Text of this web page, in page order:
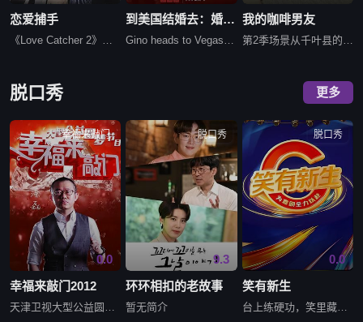
恋爱捕手
到美国结婚去：婚后篇 我的咖啡男友
脱口秀 更多
幸福来敲门
0.0
幸福来敲门2012
天津卫视大型公益圆梦类栏目《幸福来敲门》，每期节目请出4位嘉宾说出自己幸福心愿,心愿中包含各种公益故事，情感、生活、梦想、未来，四位幸福观察员作为幸福大使，帮助嘉宾排忧解难，解答困惑、提升幸福感、提出
脱口秀
9.3
环环相扣的老故事
暂无简介
脱口秀
0.0
笑有新生
台上练硬功，笑里藏微光！一起见证新生代喜剧演员的成长之路。